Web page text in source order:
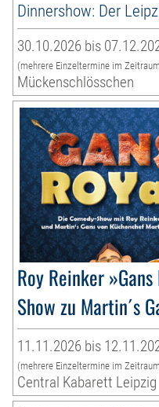
Dinnershow: Der
30.10.2026 bis
(mehrere Einzeltermine im
Mückenschlösschen
Roy Reinker
Show zu Martin´s
11.11.2026 bis
(mehrere Einzeltermine im
Central Kabarett Leipzig